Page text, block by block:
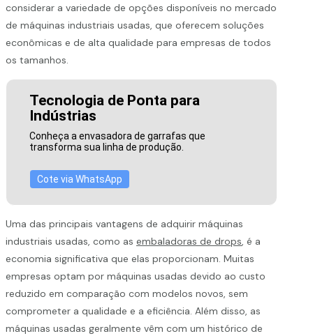
considerar a variedade de opções disponíveis no mercado
de máquinas industriais usadas, que oferecem soluções
econômicas e de alta qualidade para empresas de todos
os tamanhos.
Tecnologia de Ponta para
Indústrias
Conheça a envasadora de garrafas que
transforma sua linha de produção.
Cote via WhatsApp
Uma das principais vantagens de adquirir máquinas
industriais usadas, como as embaladoras de drops , é a
economia significativa que elas proporcionam. Muitas
empresas optam por máquinas usadas devido ao custo
reduzido em comparação com modelos novos, sem
comprometer a qualidade e a eficiência. Além disso, as
máquinas usadas geralmente vêm com um histórico de